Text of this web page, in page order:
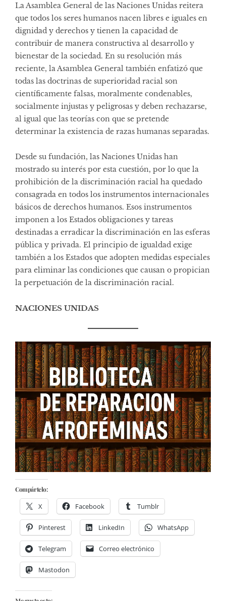
La Asamblea General de las Naciones Unidas reitera
que todos los seres humanos nacen libres e iguales en
dignidad y derechos y tienen la capacidad de
contribuir de manera constructiva al desarrollo y
bienestar de la sociedad. En su resolución más
reciente, la Asamblea General también enfatizó que
todas las doctrinas de superioridad racial son
científicamente falsas, moralmente condenables,
socialmente injustas y peligrosas y deben rechazarse,
al igual que las teorías con que se pretende
determinar la existencia de razas humanas separadas.
Desde su fundación, las Naciones Unidas han
mostrado su interés por esta cuestión, por lo que la
prohibición de la discriminación racial ha quedado
consagrada en todos los instrumentos internacionales
básicos de derechos humanos. Esos instrumentos
imponen a los Estados obligaciones y tareas
destinadas a erradicar la discriminación en las esferas
pública y privada. El principio de igualdad exige
también a los Estados que adopten medidas especiales
para eliminar las condiciones que causan o propician
la perpetuación de la discriminación racial.
NACIONES UNIDAS
Compártelo:
X Facebook Tumblr
Pinterest LinkedIn WhatsApp
Telegram Correo electrónico
Mastodon